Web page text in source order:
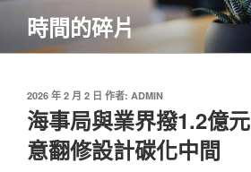
主
時間的碎片
發
佈
於
2026 年 2 月 2 日 作者: ADMIN
海事局與業界撥1.2億
意翻修設計碳化中間